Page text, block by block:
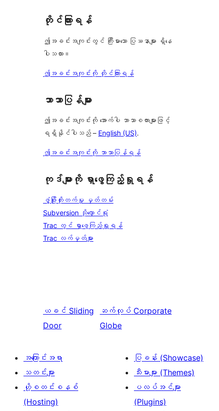
တိုင်ကြားရန်
ဤအခင်းအကျင်းတွင် ကြီးမားသော ပြဿနာများ ရှိနေ
ပါသလား။
ဤအခင်းအကျင်းကို တိုင်ကြားရန်
ဘာသာပြန်များ
ဤအခင်းအကျင်းကို အောက်ပါ ဘာသာစကားများဖြင့်
ရရှိနိုင်ပါသည် – English (US).
ဤအခင်းအကျင်းကို ဘာသာပြန်ရန်
ကုဒ်များကို ရှာဖွေကြည့်ရှုရန်
ဖွံ့ဖြိုးတိုးတက်မှု မှတ်တမ်း
Subversion သိုလှောင်ရုံ
Trac တွင် ရှာဖွေကြည့်ရှုရန်
Trac လက်မှတ်များ
ယခင် Sliding
Door
ဆက်လုပ် Corporate
Globe
အကြောင်းအရာ
သတင်းများ
ဟို့စတင်းစနစ်
(Hosting)
ပြခန်း (Showcase)
သီးမားများ (Themes)
ပလပ်အင်များ
(Plugins)